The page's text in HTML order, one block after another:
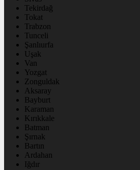
Tekirdağ
Tokat
Trabzon
Tunceli
Şanlıurfa
Uşak
Van
Yozgat
Zonguldak
Aksaray
Bayburt
Karaman
Kırıkkale
Batman
Şırnak
Bartın
Ardahan
Iğdır